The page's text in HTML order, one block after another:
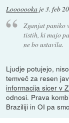
Looooooka je3. feb
Zganjat paniko
tistih, ki majo
ne bo ustavila.
Ljudje potujejo,
temveč za resen
informacija sicer v
odnosi. Prava
Braziliji in OI pa